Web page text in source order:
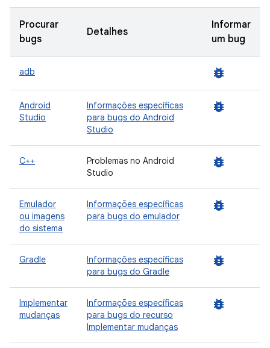
Procurar
bugs
Detalhes
Informar
um bug
adb bug_report
Android
Studio
Informações específicas
para bugs do Android
Studio
bug_report
C++
Problemas no Android
Studio
bug_report
Emulador
ou imagens
do sistema
Informações específicas
para bugs do emulador
bug_report
Gradle
Informações específicas
para bugs do Gradle
bug_report
Implementar
mudanças
Informações específicas
para bugs do recurso
Implementar mudanças
bug_report